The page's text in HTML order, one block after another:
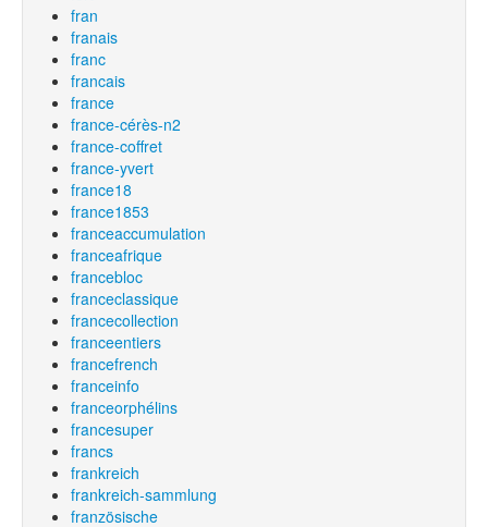
fran
franais
franc
francais
france
france-cérès-n2
france-coffret
france-yvert
france18
france1853
franceaccumulation
franceafrique
francebloc
franceclassique
francecollection
franceentiers
francefrench
franceinfo
franceorphélins
francesuper
francs
frankreich
frankreich-sammlung
französische